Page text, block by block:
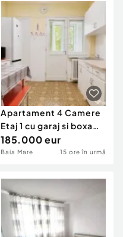
Apartament 4 Camere
Etaj 1 cu garaj si boxa
Baia Mare Centr
185.000 eur
Baia Mare 15 ore în urmă